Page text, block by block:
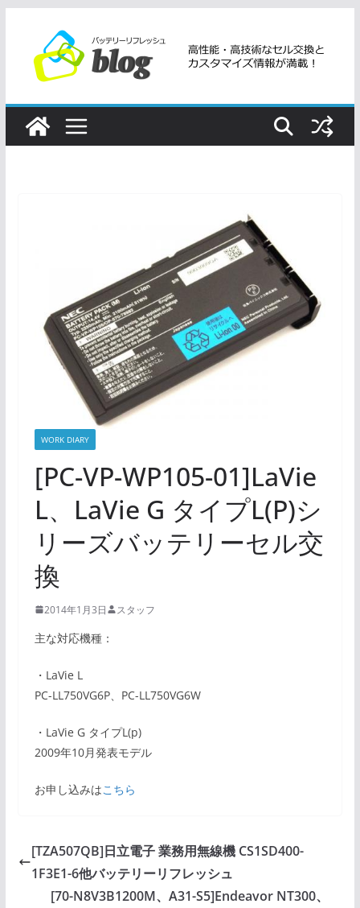
ツ
WORK DIARY
[PC-VP-WP105-01]LaVie
L、LaVie G タイプL(P)シ
リーズバッテリーセル交
換
2014年1月3日 スタッフ
主な対応機種：
・LaVie L
PC-LL750VG6P、PC-LL750VG6W
・LaVie G タイプL(p)
2009年10月発表モデル
お申し込みはこちら
[TZA507QB]日立電子 業務用無線機 CS1SD400-
1F3E1-6他バッテリーリフレッシュ
[70-N8V3B1200M、A31-S5]Endeavor NT300、